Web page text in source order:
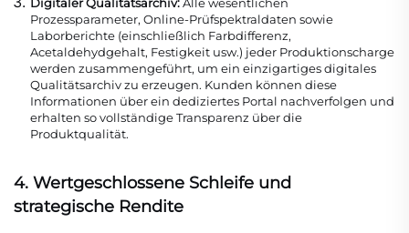
Digitaler Qualitätsarchiv:Alle wesentlichen
Prozessparameter, Online-Prüfspektraldaten sowie
Laborberichte (einschließlich Farbdifferenz,
Acetaldehydgehalt, Festigkeit usw.) jeder Produktionscharge
werden zusammengeführt, um ein einzigartiges digitales
Qualitätsarchiv zu erzeugen. Kunden können diese
Informationen über ein dediziertes Portal nachverfolgen und
erhalten so vollständige Transparenz über die
Produktqualität.
4. Wertgeschlossene Schleife und
strategische Rendite